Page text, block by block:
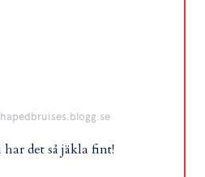
det så jäkla fint!